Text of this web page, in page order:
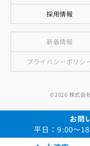
お問
平日：9:00～
採用情報
新着情報
プライバシーポリシ
©2026 株式会